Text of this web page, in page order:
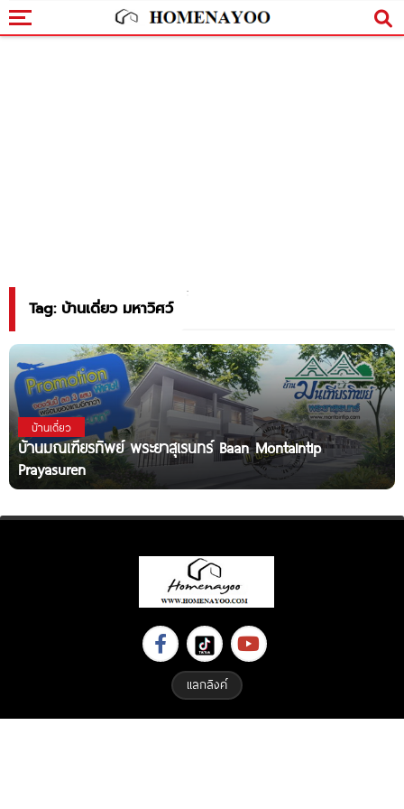
Tag: บ้านเดี่ยว มหาวิศว์
บ้านเดี่ยว
บ้านมณเฑียรทิพย์ พระยาสุเรนทร์ Baan Montaintip
Prayasuren
แลกลิงค์